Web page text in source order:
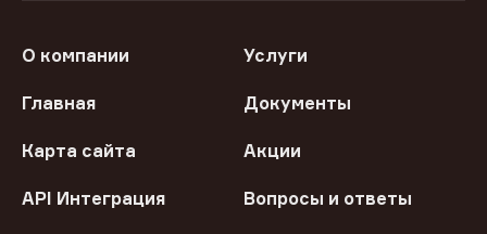
О компании Услуги
Главная Документы
Карта сайта Акции
API Интеграция Вопросы и ответы